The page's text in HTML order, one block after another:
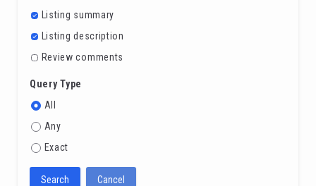
Listing summary
Listing description
Review comments
Query Type
All
Any
Exact
Search Cancel